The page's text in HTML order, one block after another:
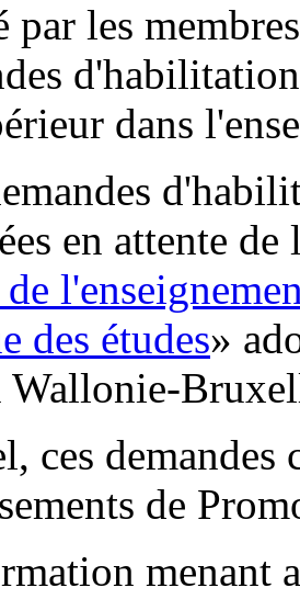
par les
dans
en attente
de
des études»
Wallonie-
ces
de
menant